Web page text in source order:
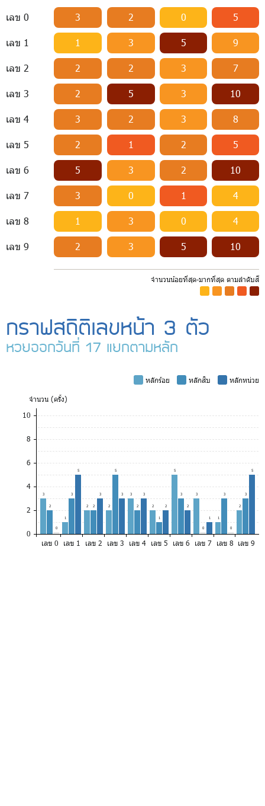
เลข 0 3 2 0 5
เลข 1 1 3 5 9
เลข 2 2 2 3 7
เลข 3 2 5 3 10
เลข 4 3 2 3 8
เลข 5 2 1 2 5
เลข 6 5 3 2 10
เลข 7 3 0 1 4
เลข 8 1 3 0 4
เลข 9 2 3 5 10
จำนวนน้อยที่สุด-มากที่สุด ตามลำดับสี
กราฟสถิติเลขหน้า 3 ตัว
หวยออกวันที่ 17 แยกตามหลัก
หลักร้อย หลักสิบ
หลักหน่วย
จำนวน (ครั้ง)
10
8
6
4
2
0
3
2
0
1
3
5
2 2
3
2
5
3 3
2
3
2
1
2
5
3
2
3
0
1 1
3
0
2
3
5
เลข 0 เลข 1 เลข 2 เลข 3 เลข 4 เลข 5 เลข 6 เลข 7 เลข 8 เลข 9